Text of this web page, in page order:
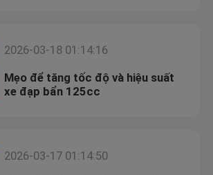
2026-03-18 01:14:16
Mẹo để tăng tốc độ và hiệu suất
xe đạp bẩn 125cc
2026-03-17 01:14:50